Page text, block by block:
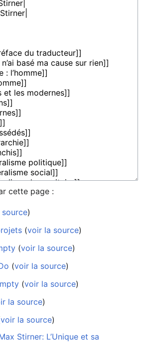
cette page :
)
(voir la source)
(voir la source)
(voir la source)
(voir la source)
la source)
voir la source)
Stirner: L’Unique et sa